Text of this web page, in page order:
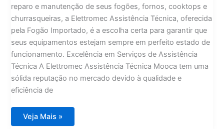
reparo e manutenção de seus fogões, fornos, cooktops e
churrasqueiras, a Elettromec Assistência Técnica, oferecida
pela Fogão Importado, é a escolha certa para garantir que
seus equipamentos estejam sempre em perfeito estado de
funcionamento. Excelência em Serviços de Assistência
Técnica A Elettromec Assistência Técnica Mooca tem uma
sólida reputação no mercado devido à qualidade e
eficiência de
Elettromec
Assistência
Veja Mais »